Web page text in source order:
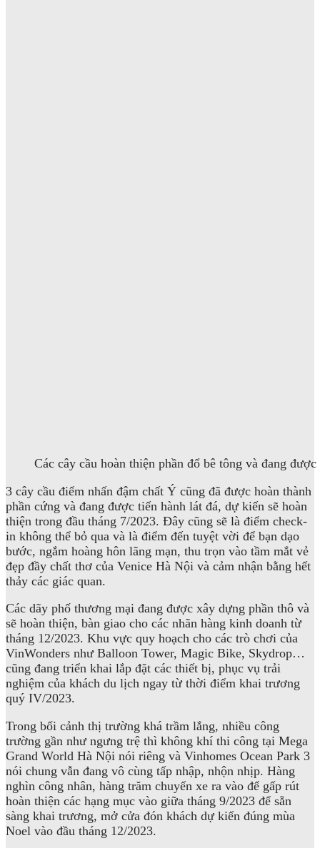
Các cây cầu hoàn thiện phần đổ bê tông và đang
3 cây cầu điểm nhấn đậm chất Ý cũng đã được hoàn thành
phần cứng và đang được tiến hành lát đá, dự kiến sẽ hoàn
thiện trong đầu tháng 7/2023. Đây cũng sẽ là điểm check-
in không thể bỏ qua và là điểm đến tuyệt vời để bạn dạo
bước, ngắm hoàng hôn lãng mạn, thu trọn vào tầm mắt vẻ
đẹp đầy chất thơ của Venice Hà Nội và cảm nhận bằng hết
thảy các giác quan.
Các dãy phố thương mại đang được xây dựng phần thô và
sẽ hoàn thiện, bàn giao cho các nhãn hàng kinh doanh từ
tháng 12/2023. Khu vực quy hoạch cho các trò chơi của
VinWonders như Balloon Tower, Magic Bike, Skydrop…
cũng đang triển khai lắp đặt các thiết bị, phục vụ trải
nghiệm của khách du lịch ngay từ thời điểm khai trương
quý IV/2023.
Trong bối cảnh thị trường khá trầm lắng, nhiều công
trường gần như ngưng trệ thì không khí thi công tại Mega
Grand World Hà Nội nói riêng và Vinhomes Ocean Park 3
nói chung vẫn đang vô cùng tấp nhập, nhộn nhịp. Hàng
nghìn công nhân, hàng trăm chuyến xe ra vào để gấp rút
hoàn thiện các hạng mục vào giữa tháng 9/2023 để sẵn
sàng khai trương, mở cửa đón khách dự kiến đúng mùa
Noel vào đầu tháng 12/2023.